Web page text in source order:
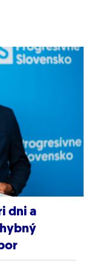
prinieslo
dni a